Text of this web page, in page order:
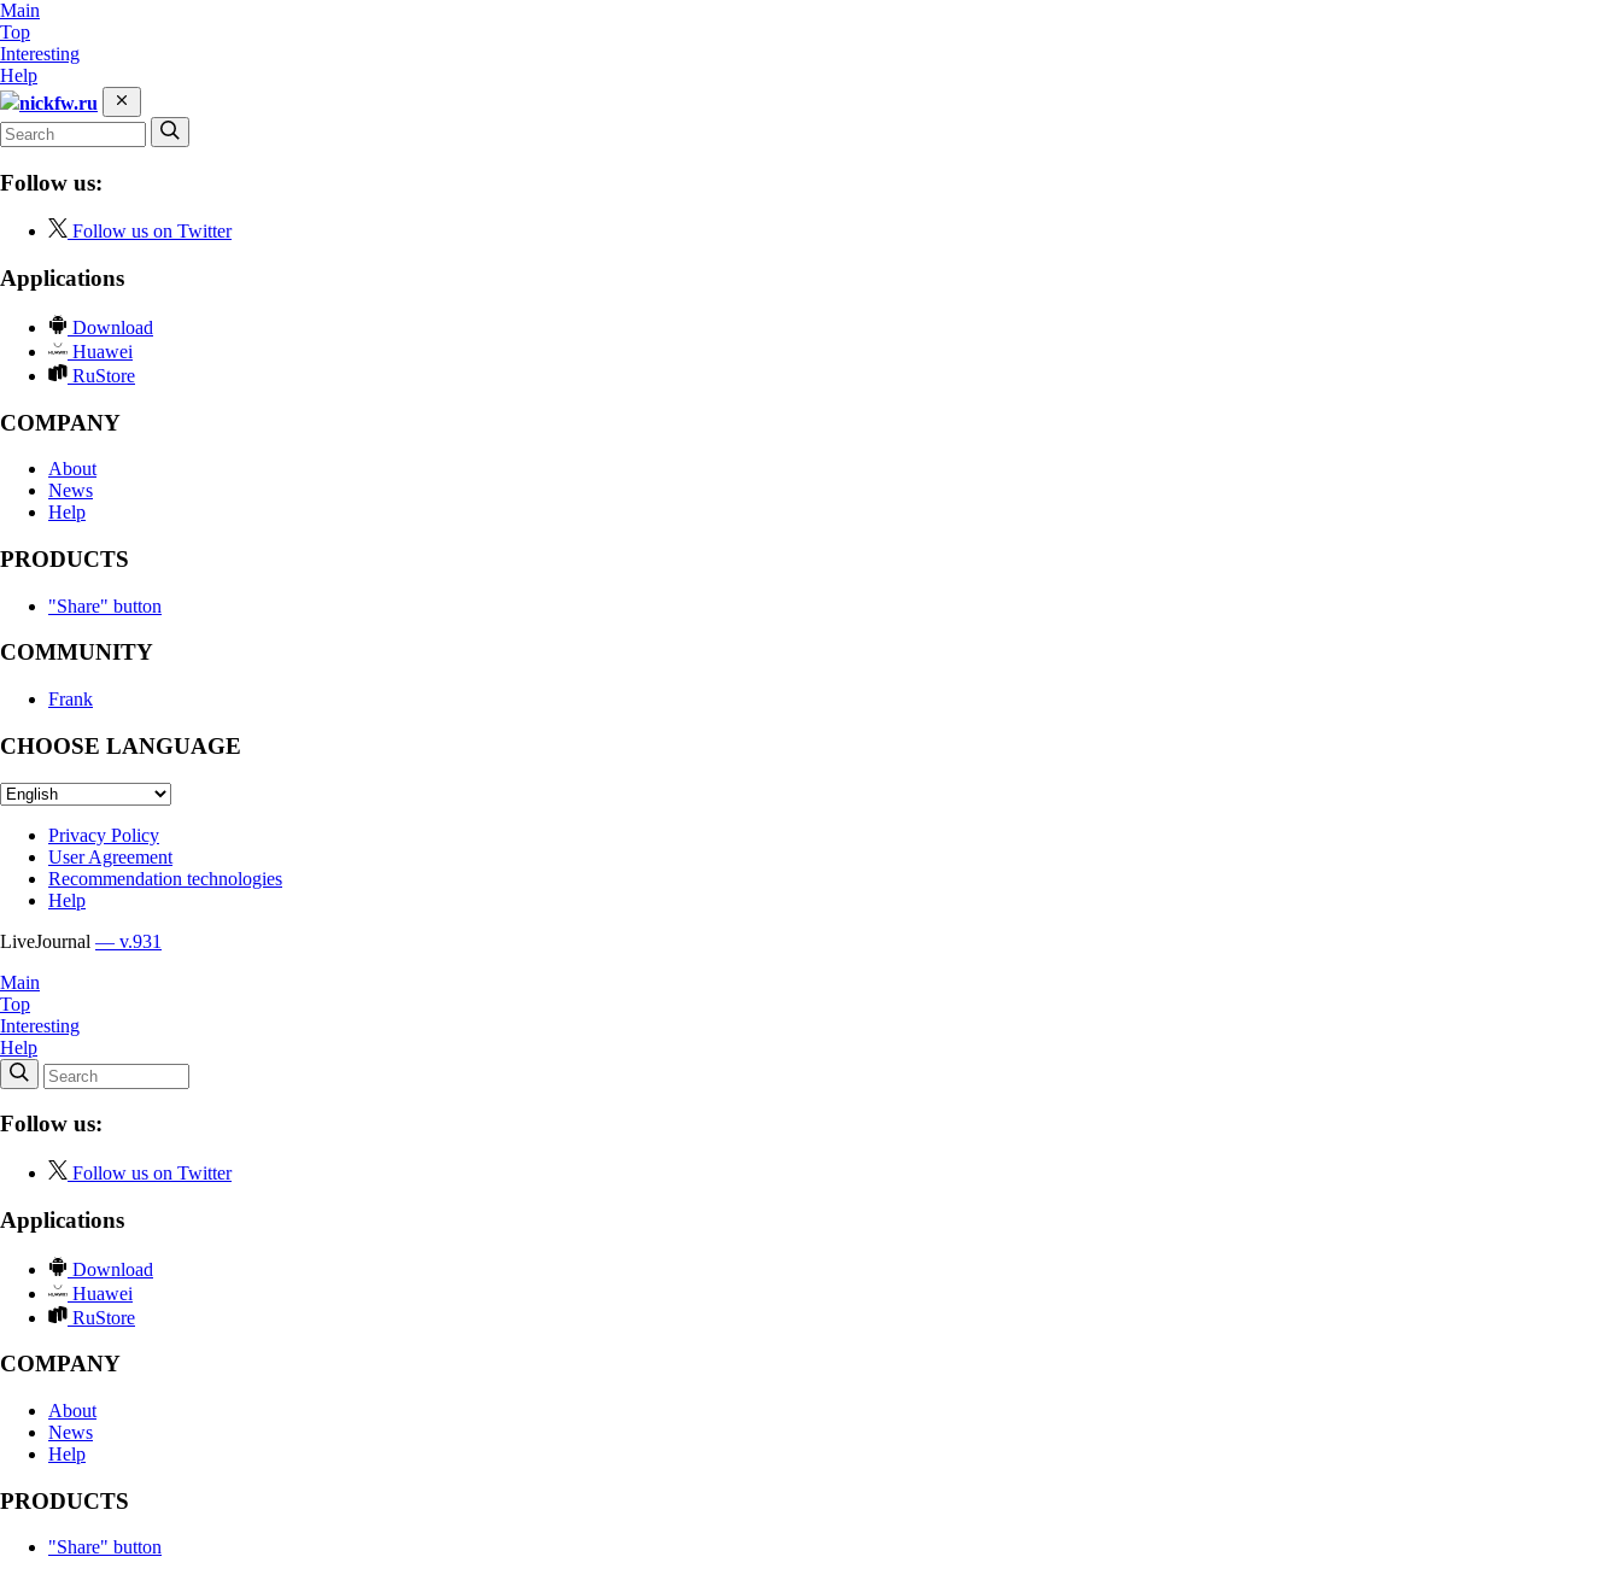
Main
Top
Interesting
Help
nickfw.ru
Follow us:
Follow us on Twitter
Applications
Download
Huawei
RuStore
COMPANY
About
News
Help
PRODUCTS
"Share" button
COMMUNITY
Frank
CHOOSE LANGUAGE
Privacy Policy
User Agreement
Recommendation technologies
Help
LiveJournal — v.931
Main
Top
Interesting
Help
Follow us:
Follow us on Twitter
Applications
Download
Huawei
RuStore
COMPANY
About
News
Help
PRODUCTS
"Share" button